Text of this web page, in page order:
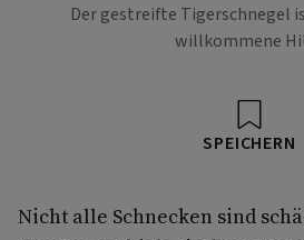
Der gestreifte Tigerschnegel
willkommene
SPEICHERN
Nicht alle Schnecken sind